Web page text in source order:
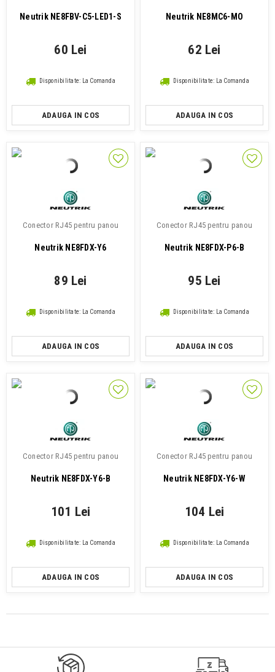
Neutrik NE8FBV-C5-LED1-S
60 Lei
Disponibilitate: La Comanda
ADAUGA IN COS
Neutrik NE8MC6-MO
62 Lei
Disponibilitate: La Comanda
ADAUGA IN COS
Conector RJ45 pentru panou
Neutrik NE8FDX-Y6
89 Lei
Disponibilitate: La Comanda
ADAUGA IN COS
Conector RJ45 pentru panou
Neutrik NE8FDX-P6-B
95 Lei
Disponibilitate: La Comanda
ADAUGA IN COS
Conector RJ45 pentru panou
Neutrik NE8FDX-Y6-B
101 Lei
Disponibilitate: La Comanda
ADAUGA IN COS
Conector RJ45 pentru panou
Neutrik NE8FDX-Y6-W
104 Lei
Disponibilitate: La Comanda
ADAUGA IN COS